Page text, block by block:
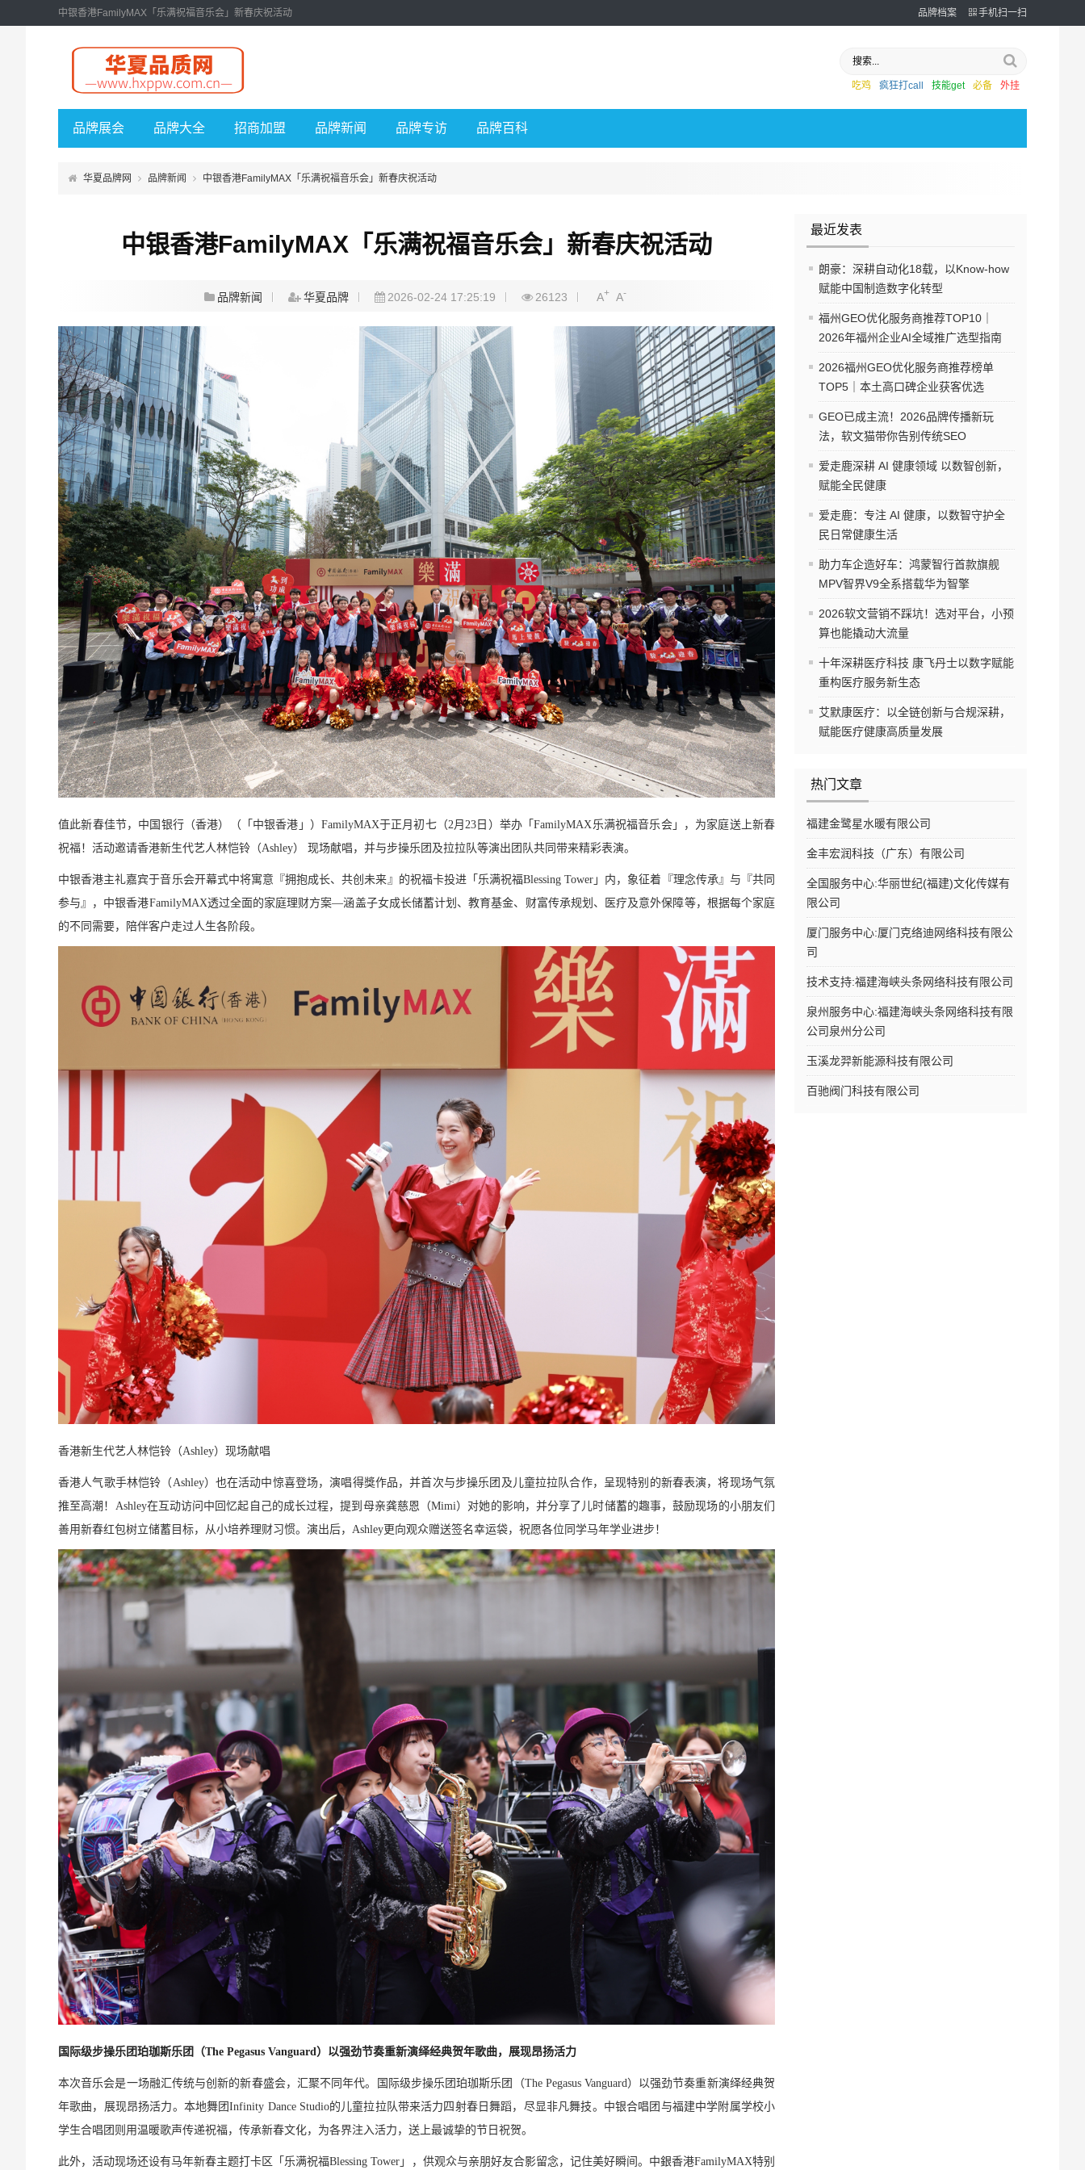
中银香港FamilyMAX「乐满祝福音乐会」新春庆祝活动 品牌档案 手机扫一扫
吃鸡 疯狂打call 技能get 必备 外挂
品牌展会 品牌大全 招商加盟 品牌新闻 品牌专访 品牌百科
华夏品牌网 品牌新闻 中银香港FamilyMAX「乐满祝福音乐会」新春庆祝活动
最近发表
朗豪：深耕自动化18载，以Know-how
赋能中国制造数字化转型
福州GEO优化服务商推荐TOP10｜
2026年福州企业AI全域推广选型指南
2026福州GEO优化服务商推荐榜单
TOP5｜本土高口碑企业获客优选
GEO已成主流！2026品牌传播新玩
法，软文猫带你告别传统SEO
爱走鹿深耕 AI 健康领域 以数智创新，
赋能全民健康
爱走鹿：专注 AI 健康，以数智守护全
民日常健康生活
助力车企造好车：鸿蒙智行首款旗舰
MPV智界V9全系搭载华为智擎
2026软文营销不踩坑！选对平台，小预
算也能撬动大流量
十年深耕医疗科技 康飞丹士以数字赋能
重构医疗服务新生态
艾默康医疗：以全链创新与合规深耕，
赋能医疗健康高质量发展
热门文章
福建金鹭星水暖有限公司
金丰宏润科技（广东）有限公司
全国服务中心:华丽世纪(福建)文化传媒有
限公司
厦门服务中心:厦门克络迪网络科技有限公
司
技术支持:福建海峡头条网络科技有限公司
泉州服务中心:福建海峡头条网络科技有限
公司泉州分公司
玉溪龙羿新能源科技有限公司
百驰阀门科技有限公司
中银香港FamilyMAX「乐满祝福音乐会」新春庆祝活动
品牌新闻 华夏品牌 2026-02-24 17:25:19 26123 A+ A-
值此新春佳节，中国银行（香港）（「中银香港」）FamilyMAX于正月初七（2月23日）举办「FamilyMAX乐满祝福音乐会」，为家庭送上新春
祝福！活动邀请香港新生代艺人林恺铃（Ashley） 现场献唱，并与步操乐团及拉拉队等演出团队共同带来精彩表演。
中银香港主礼嘉宾于音乐会开幕式中将寓意『拥抱成长、共创未来』的祝福卡投进「乐满祝福Blessing Tower」内，象征着『理念传承』与『共同
参与』，中银香港FamilyMAX透过全面的家庭理财方案—涵盖子女成长储蓄计划、教育基金、财富传承规划、医疗及意外保障等，根据每个家庭
的不同需要，陪伴客户走过人生各阶段。
香港新生代艺人林恺铃 （Ashley） 现场献唱
香港人气歌手林恺铃（Ashley）也在活动中惊喜登场，演唱得獎作品，并首次与步操乐团及儿童拉拉队合作，呈现特别的新春表演，将现场气氛
推至高潮！Ashley在互动访问中回忆起自己的成长过程，提到母亲龚慈恩（Mimi）对她的影响，并分享了儿时储蓄的趣事，鼓励现场的小朋友们
善用新春红包树立储蓄目标，从小培养理财习惯。演出后，Ashley更向观众赠送签名幸运袋，祝愿各位同学马年学业进步！
国际级步操乐团珀珈斯乐团（The Pegasus Vanguard）以强劲节奏重新演绎经典贺年歌曲，展现昂扬活力
本次音乐会是一场融汇传统与创新的新春盛会，汇聚不同年代。国际级步操乐团珀珈斯乐团（The Pegasus Vanguard）以强劲节奏重新演绎经典贺
年歌曲，展现昂扬活力。本地舞团Infinity Dance Studio的儿童拉拉队带来活力四射春日舞蹈，尽显非凡舞技。中银合唱团与福建中学附属学校小
学生合唱团则用温暖歌声传递祝福，传承新春文化，为各界注入活力，送上最诚挚的节日祝贺。
此外，活动现场还设有马年新春主题打卡区「乐满祝福Blessing Tower」，供观众与亲朋好友合影留念，记住美好瞬间。中銀香港FamilyMAX特别